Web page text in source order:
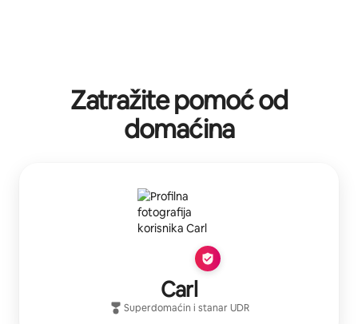
Zatražite pomoć od
domaćina
Carl
Superdomaćin i stanarUDR